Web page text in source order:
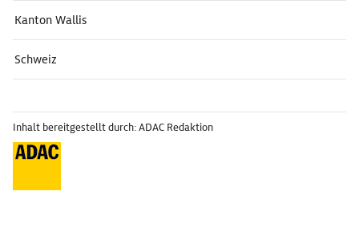
Kanton Wallis
Schweiz
Inhalt bereitgestellt durch: ADAC Redaktion